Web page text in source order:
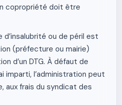
copropriété doit être
d’insalubrité ou de péril est
(préfecture ou mairie)
d’un DTG. À défaut de
imparti, l’administration peut
aux frais du syndicat des